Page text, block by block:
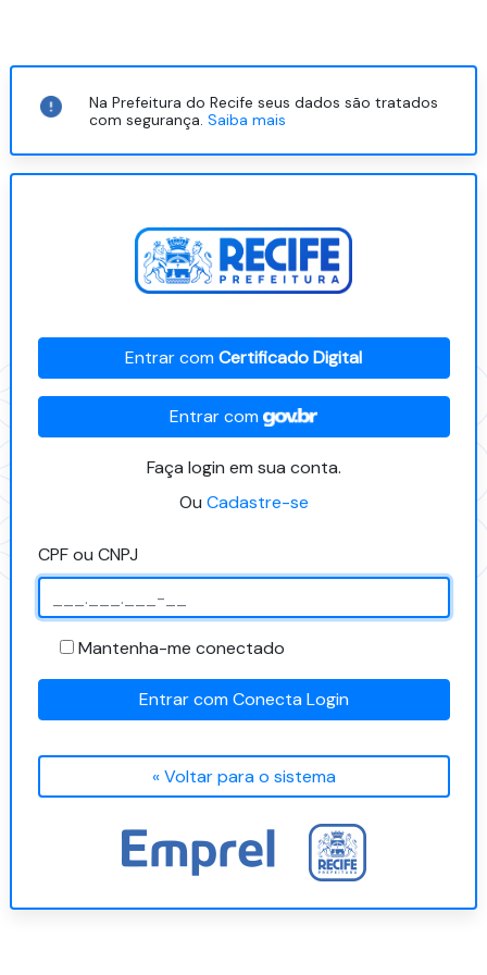
Na Prefeitura do Recife seus dados são tratados
com segurança.Saiba mais
Entrar comCertificado Digital
Entrar com
Faça login em sua conta.
Ou Cadastre-se
CPF ou CNPJ
Mantenha-me conectado
Entrar com Conecta Login
« Voltar para o sistema